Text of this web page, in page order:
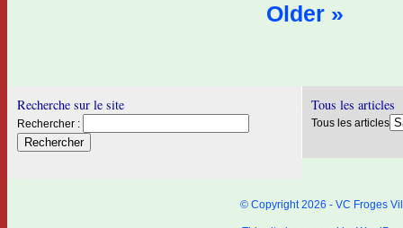
Older »
Recherche sur le site
Rechercher :
Tous les articles
Tous les articles
© Copyright 2026 - VC Froges